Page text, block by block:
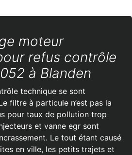
moteur
refus contrôle
à Blanden
technique se sont
filtre à particule n’est pas la
pour taux de pollution trop
et vanne egr sont
Le tout étant causé
en ville, les petits trajets et